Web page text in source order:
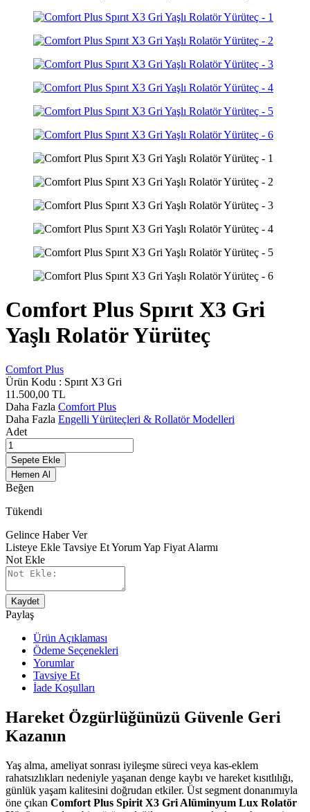
Comfort Plus Spırıt X3 Gri
Yaşlı Rolatör Yürüteç
Comfort Plus
Ürün Kodu : Spırıt X3 Gri
11.500,00 TL
Daha Fazla Comfort Plus
Daha Fazla Engelli Yürüteçleri & Rollatör Modelleri
Adet
Sepete Ekle
Hemen Al
Beğen
Tükendi
Gelince Haber Ver
Listeye Ekle Tavsiye EtYorum Yap Fiyat Alarmı
Not Ekle
Kaydet
Paylaş
Ürün Açıklaması
Ödeme Seçenekleri
Yorumlar
Tavsiye Et
İade Koşulları
Hareket Özgürlüğünüzü Güvenle Geri
Kazanın
Yaş alma, ameliyat sonrası iyileşme süreci veya kas-eklem
rahatsızlıkları nedeniyle yaşanan denge kaybı ve hareket kısıtlılığı,
günlük yaşam kalitesini doğrudan etkiler. Üst segment donanımıyla
öne çıkan Comfort Plus Spirit X3 Gri Alüminyum Lux Rolatör